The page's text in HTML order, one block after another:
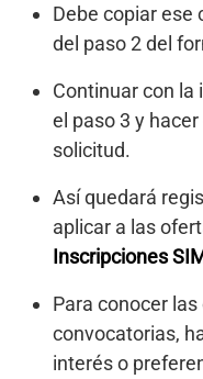
Debe copiar ese
del paso 2 del
Continuar con la
el paso 3 y
solicitud.
Así quedará
aplicar a las
Inscripciones
Para conocer
convocatorias,
interés o